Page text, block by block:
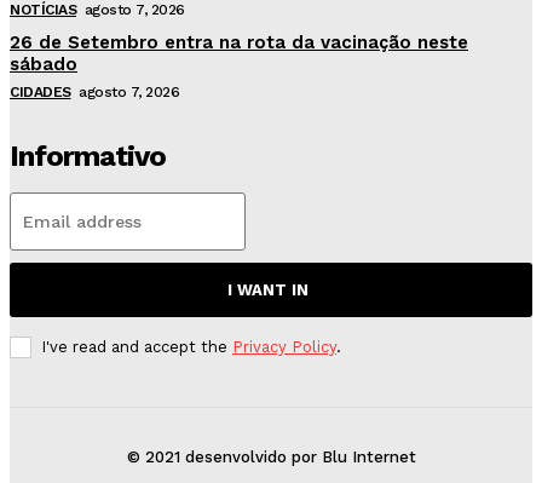
NOTÍCIAS agosto 7, 2026
26 de Setembro entra na rota da vacinação neste
sábado
CIDADES agosto 7, 2026
Informativo
I WANT IN
I've read and accept the Privacy Policy.
© 2021 desenvolvido por Blu Internet